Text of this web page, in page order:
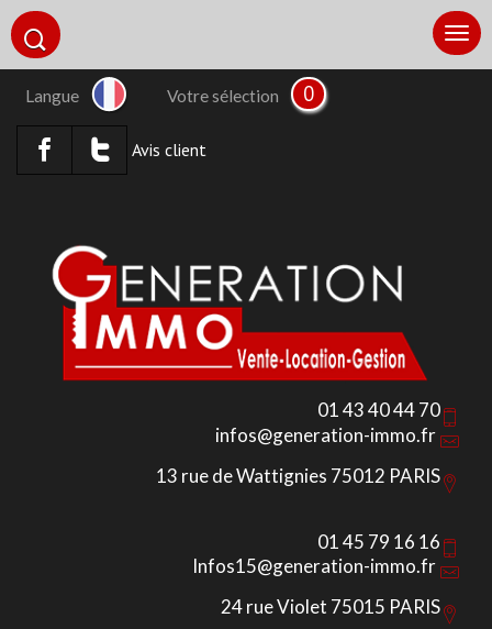
Langue Votre sélection 0
Avis client
01 43 40 44 70
infos@generation-immo.fr
13 rue de Wattignies 75012 PARIS
01 45 79 16 16
Infos15@generation-immo.fr
24 rue Violet 75015 PARIS